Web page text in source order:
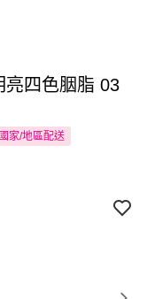
亮四色胭脂 03
國家/地區配送